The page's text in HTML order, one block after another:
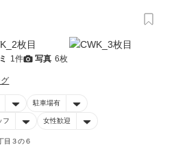
1件 写真 6枚
駐車場有
フ 女性歓迎
目３の６